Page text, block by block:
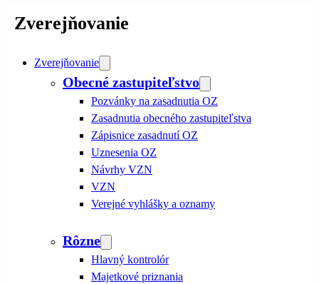
Zverejňovanie
Zverejňovanie
Obecné zastupiteľstvo
Pozvánky na zasadnutia OZ
Zasadnutia obecného zastupiteľstva
Zápisnice zasadnutí OZ
Uznesenia OZ
Návrhy VZN
VZN
Verejné vyhlášky a oznamy
Rôzne
Hlavný kontrolór
Majetkové priznania